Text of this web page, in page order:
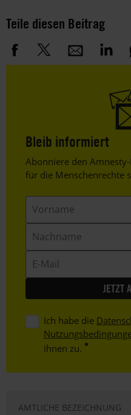
Teile diesen Beitrag
Bleib informiert
Header
Text
Abonniere den
für die Menschenrechte
Mail
Ich habe die
ihnen zu.
AMTLICHE BEZEICHNUNG